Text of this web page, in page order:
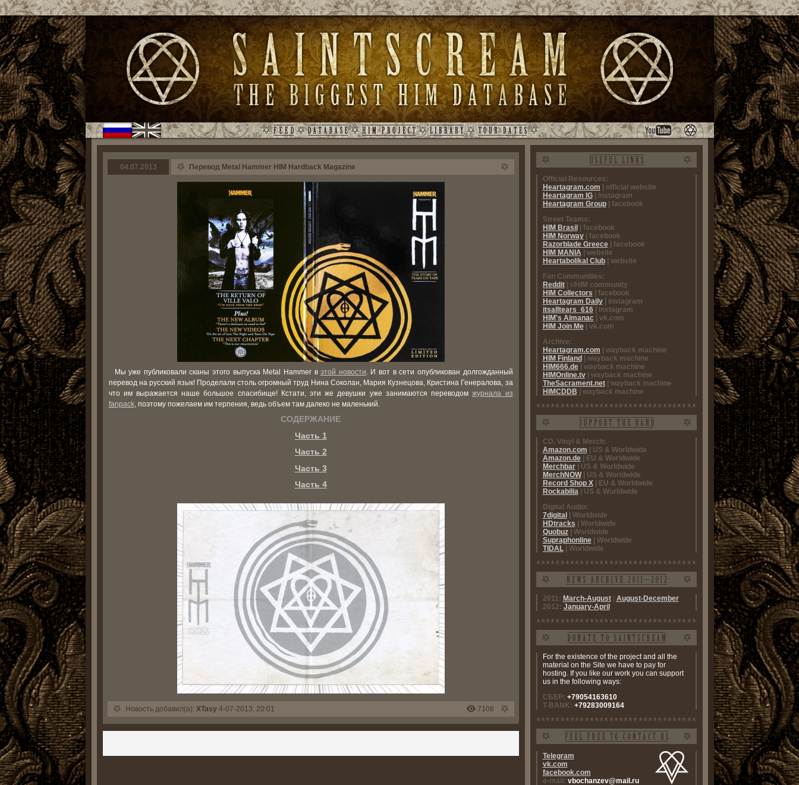
Official Resources:
Heartagram.com
| official website
Heartagram IG
| instagram
Heartagram Group
| facebook
Street Teams:
HIM Brasil
| facebook
HIM Norway
| facebook
Razorblade Greece
| facebook
HIM MANIA
| website
Heartabolikal Club
| website
Fan Communities:
Reddit
| r/HIM community
HIM Collectors
| facebook
Heartagram Daily
| instagram
itsalltears_616
| instagram
HIM's Almanac
| vk.com
HIM Join Me
| vk.com
Archive:
Heartagram.com
| wayback machine
HIM Finland
| wayback machine
HIM666.de
| wayback machine
HIMOnline.tv
| wayback machine
TheSacrament.net
| wayback machine
HIMCDDB
| wayback machine
CD, Vinyl & Merch:
Amazon.com
| US & Worldwide
Amazon.de
| EU & Worldwide
Merchbar
| US & Worldwide
MerchNOW
| US & Worldwide
Record Shop X
| EU & Worldwide
Rockabilia
| US & Worldwide
Digital Audio:
7digital
| Worldwide
HDtracks
| Worldwide
Quobuz
| Worldwide
Supraphonline
| Worldwide
TIDAL
| Worldwide
2011: March-August| August-December
2012: January-April
For the existence of the project and all the
material on the Site we have to pay for
hosting. If you like our work you can support
us in the following ways:
СБЕР: +79054163610
T-BANK: +79283009164
Telegram
vk.com
facebook.com
e-mail: vbochanzev@mail.ru
04.07.2013 Перевод Metal Hammer HIM Hardback Magazine
Мы уже публиковали сканы этого выпуска Metal Hammer вэтой новости. И вот в сети опубликован долгожданный
перевод на русский язык! Проделали столь огромный труд Нина Соколан, Мария Кузнецова, Кристина Генералова, за
что им выражается наше большое спасибище! Кстати, эти же девушки уже занимаются переводомжурнала из
fanpack, поэтому пожелаем им терпения, ведь объем там далеко не маленький.
СОДЕРЖАНИЕ
Часть 1
Часть 2
Часть 3
Часть 4
Новость добавил(а): XTasy4-07-2013, 20:01 7108